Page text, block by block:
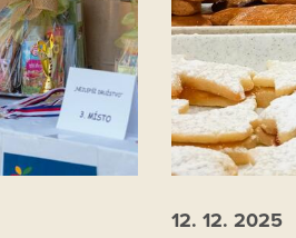
12. 12. 2025